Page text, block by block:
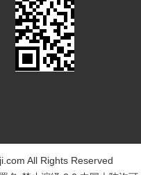
All Rights Reserved